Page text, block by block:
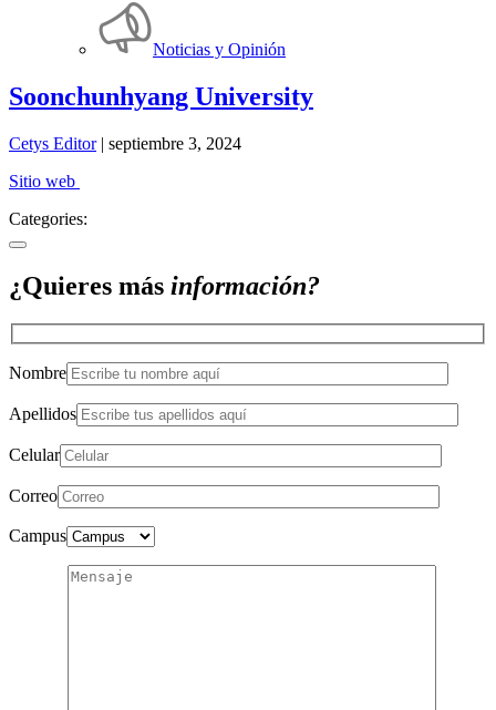
Noticias y Opinión
Soonchunhyang University
Cetys Editor | septiembre 3, 2024
Sitio web
Categories:
¿Quieres más información?
Nombre
Apellidos
Celular
Correo
Campus